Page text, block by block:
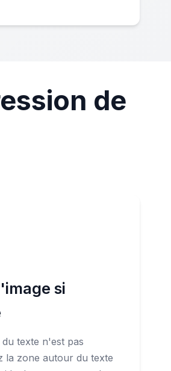
de
si
texte n'est pas
la zone autour du texte